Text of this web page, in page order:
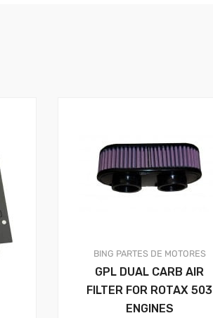
BING PARTES DE MOTORES
GPL DUAL CARB AIR
FILTER FOR ROTAX 503
ENGINES